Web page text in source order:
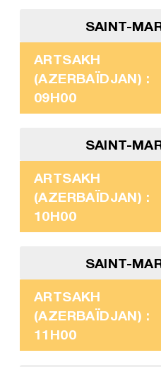
SAINT-
ARTSAKH
(AZERBAÏDJAN) :
09H00
SAINT-
ARTSAKH
(AZERBAÏDJAN) :
10H00
SAINT-
ARTSAKH
(AZERBAÏDJAN) :
11H00